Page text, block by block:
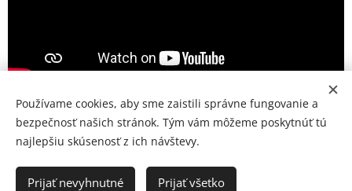
Používame cookies, aby sme zaistili správne fungovanie a
bezpečnosť našich stránok. Tým vám môžeme poskytnúť tú
najlepšiu skúsenosť z ich návštevy.
Prijať nevyhnutné Prijať všetko